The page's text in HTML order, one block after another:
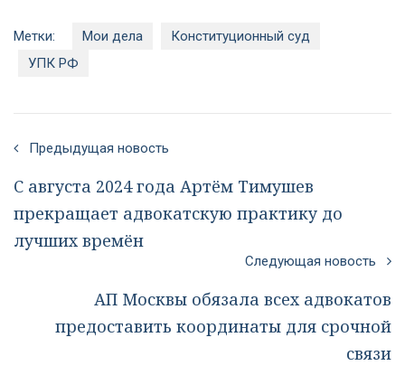
Метки: Мои дела
Конституционный суд
УПК РФ
Предыдущая новость
С августа 2024 года Артём Тимушев
прекращает адвокатскую практику до
лучших времён
Следующая новость
АП Москвы обязала всех адвокатов
предоставить координаты для срочной
связи